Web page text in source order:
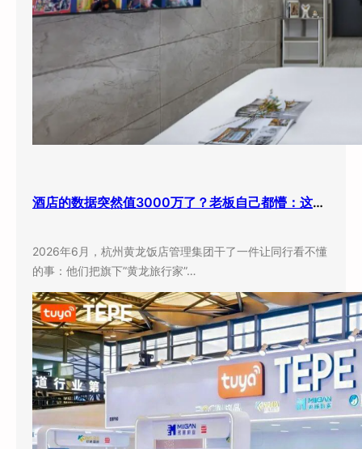
酒店的数据突然值3000万了？老板自己都懵：这玩意儿还能卖钱？
2026年6月，杭州黄龙饭店管理集团干了一件让同行看不懂
的事：他们把旗下”黄龙旅行家”…